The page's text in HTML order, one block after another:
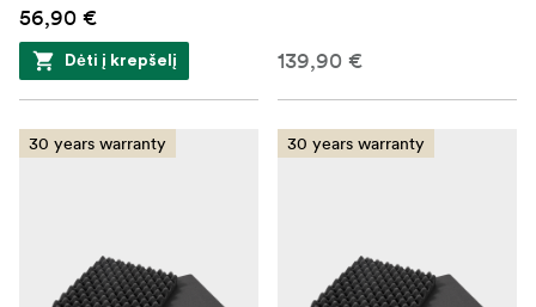
56,90 €
Dėti į krepšelį 139,90 €
30 years warranty 30 years warranty